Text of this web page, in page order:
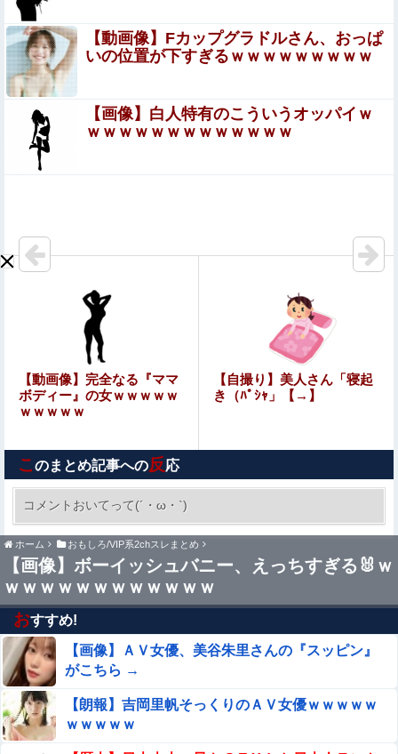
【悲報】ラッパーさん、札束披露するもネット民から「新
社会人の初ボーナスくらいしかない」と笑われる
【画像】本田望結(22)さん、●●化が止まらない様子
wwwww
【動画】大阪府警のおっさん射殺映像が公開される。
当然のように無抵抗だったことが発覚
太陽光発電所で、銅線およそ2.2トン（時価およそ330万円
題に
【悲報】大阪で白昼堂々誘拐事件発生
wwwwwwwwwwwwwwwwwwwwwwwwwwwwwwwwwwww
【画像】山ガールさん、山でラーメンを食べたらおじさん
に怒られるｗｗｗ
【動画】 K-POPアイドルさん、生配信中にメンバー達に
チクビを弄られてしまう
【画像】「まんがタイムきらら」ヱロ漫画みたいになるｗ
ｗｗｗｗ
楽しんご「ジャンポケ斉藤さんを貶めた女は気色
悪いとか言ってる癖にフ●ラするとか口だけは素
直なんだな！週刊誌から金もらってるだろ」
一ノ瀬美空ちゃん、イワシの三枚おろしに挑戦！！！【乃
木坂46】
女子生徒「土下座しながらオ○ニーしろ！」⇒ 日本の男子
生徒への性的いじめ動画がエロすぎる
日本のフォント企業を買収した海外資本、「なんで自ら売
上ゼロにするようなことするの」とドン引きするような方
針転換を……他
【熊本地震】 発生後に居酒屋店内から温泉が吹き出す ←
【動画像】Fカップグラドルさん、おっぱ
いの位置が下すぎるｗｗｗｗｗｗｗｗｗ
【画像】白人特有のこういうオッパイｗ
ｗｗｗｗｗｗｗｗｗｗｗｗｗ
【動画像】完全なる『ママ
ボディー』の女ｗｗｗｗｗ
ｗｗｗｗｗ
【自撮り】美人さん「寝起
き（ﾊﾟｼｬ」【→】
このまとめ記事への反応
コメントおいてって(´・ω・`)
ホーム おもしろ/VIP系2chスレまとめ
【画像】ボーイッシュバニー、えっちすぎる🐰ｗ
ｗｗｗｗｗｗｗｗｗｗｗｗ
おすすめ!
【画像】ＡＶ女優、美谷朱里さんの『スッピン』
がこちら →
【朗報】吉岡里帆そっくりのＡＶ女優ｗｗｗｗｗ
ｗｗｗｗｗ